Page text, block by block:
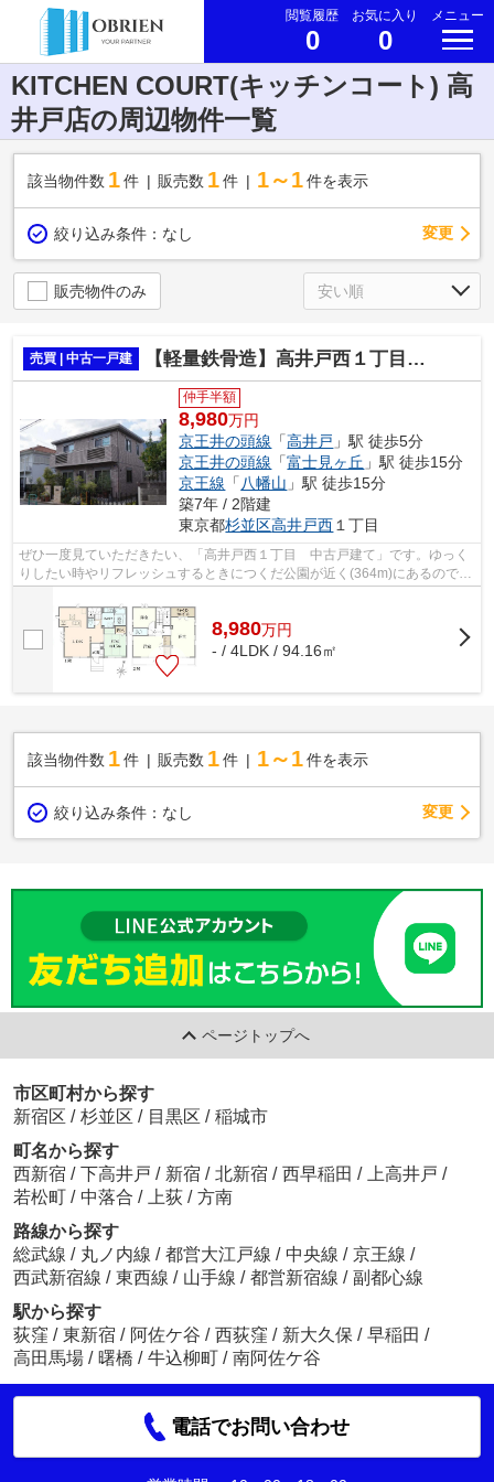
閲覧履歴
0
お気に入り
0
メニュー
KITCHEN COURT(キッチンコート) 高
井戸店の周辺物件一覧
該当物件数 1件 販売数 1 件 1～1 件を表示
絞り込み条件： なし 変更
販売物件のみ
売買 | 中古一戸建 【軽量鉄骨造】高井戸西１丁目 中古戸建て【築浅】
仲手半額
8,980万円
京王井の頭線 「高井戸 」駅 徒歩5分
京王井の頭線 「富士見ヶ丘 」駅 徒歩15分
京王線 「 八幡山 」駅 徒歩15分
築7年 / 2階建
東京都杉並区高井戸西 １丁目
ぜひ一度見ていただきたい、「高井戸西１丁目 中古戸建て」です。ゆっく
りしたい時やリフレッシュするときにつくだ公園が近く(364m)にあるので、
8,980万円
- / 4LDK / 94.16㎡
該当物件数 1件 販売数 1 件 1～1 件を表示
絞り込み条件： なし 変更
ページトップへ
市区町村から探す
新宿区 / 杉並区 / 目黒区 / 稲城市
町名から探す
西新宿 / 下高井戸 / 新宿 / 北新宿 / 西早稲田 / 上高井戸 /
若松町 / 中落合 / 上荻 / 方南
路線から探す
総武線 / 丸ノ内線 / 都営大江戸線 / 中央線 / 京王線 /
西武新宿線 / 東西線 / 山手線 / 都営新宿線 / 副都心線
駅から探す
荻窪 / 東新宿 / 阿佐ケ谷 / 西荻窪 / 新大久保 / 早稲田 /
高田馬場 / 曙橋 / 牛込柳町 / 南阿佐ケ谷
電話でお問い合わせ